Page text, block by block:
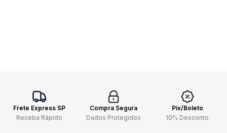
Frete Express SP
Receba Rápido
Compra Segura
Dados Protegidos
Pix/Boleto
10% Desconto